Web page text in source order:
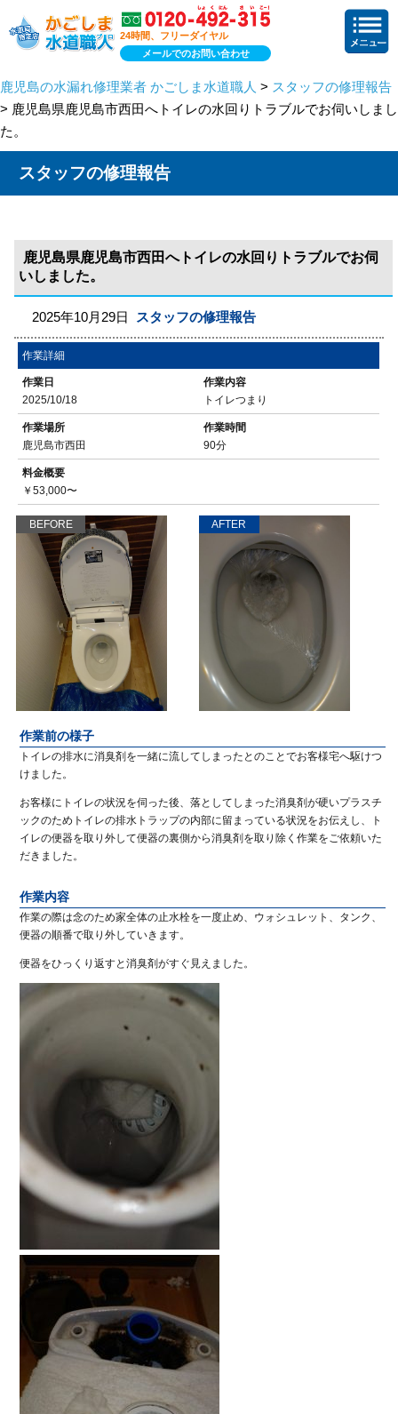
24時間、フリーダイヤル
メールでのお問い合わせ
鹿児島の水漏れ修理業者 かごしま水道職人 > スタッフの修理報告
> 鹿児島県鹿児島市西田へトイレの水回りトラブルでお伺いしまし
た。
スタッフの修理報告
鹿児島県鹿児島市西田へトイレの水回りトラブルでお伺
いしました。
2025年10月29日 スタッフの修理報告
作業詳細
作業日
2025/10/18
作業内容
トイレつまり
作業場所
鹿児島市西田
作業時間
90分
料金概要
￥53,000〜
BEFORE AFTER
作業前の様子
トイレの排水に消臭剤を一緒に流してしまったとのことでお客様宅へ駆けつ
けました。
お客様にトイレの状況を伺った後、落としてしまった消臭剤が硬いプラスチ
ックのためトイレの排水トラップの内部に留まっている状況をお伝えし、ト
イレの便器を取り外して便器の裏側から消臭剤を取り除く作業をご依頼いた
だきました。
作業内容
作業の際は念のため家全体の止水栓を一度止め、ウォシュレット、タンク、
便器の順番で取り外していきます。
便器をひっくり返すと消臭剤がすぐ見えました。